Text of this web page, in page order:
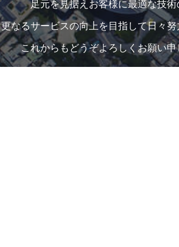
足元を見据えお客様に最適な技術
更なるサービスの向上を目指して日々努
これからもどうぞよろしくお願い申